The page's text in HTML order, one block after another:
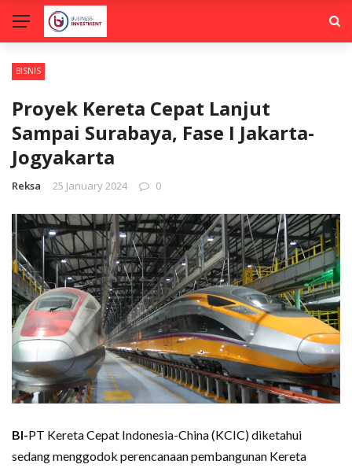
BISNIS
Proyek Kereta Cepat Lanjut
Sampai Surabaya, Fase I Jakarta-
Jogyakarta
Reksa 25 January 2024 0
BI-PT Kereta Cepat Indonesia-China (KCIC) diketahui
sedang menggodok perencanaan pembangunan Kereta